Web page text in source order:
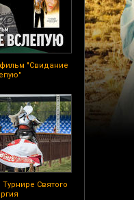
"Свидание
Святого